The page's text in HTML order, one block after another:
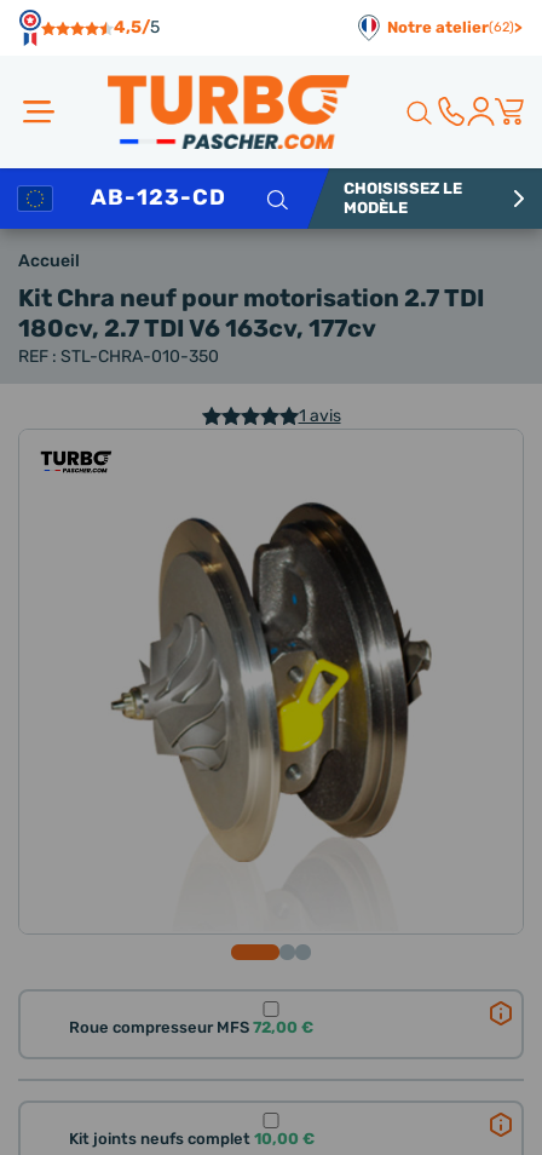
4,5/5 Notre atelier(62)>
Rechercher
CHOISISSEZ LE
MODÈLE
Accueil
Kit Chra neuf pour motorisation 2.7 TDI
180cv, 2.7 TDI V6 163cv, 177cv
REF : STL-CHRA-010-350
1 avis
Roue compresseur MFS72,00 €
Kit joints neufs complet10,00 €
Panneau de gestion des cookies